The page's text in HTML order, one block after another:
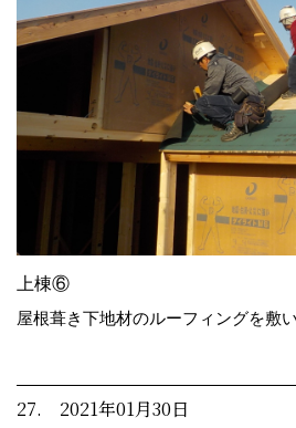
上棟⑥
屋根葺き下地材のルーフィングを敷
27. 2021年01月30日